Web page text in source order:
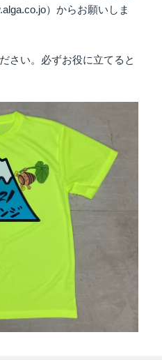
）からお願いしま
さい。必ずお役に立てると